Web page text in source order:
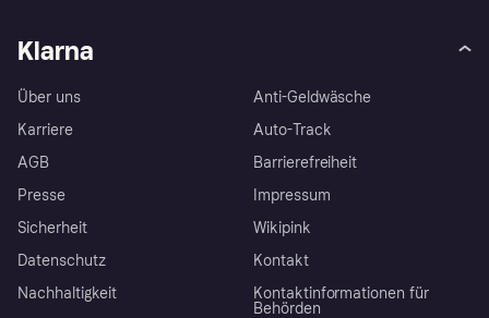
Klarna
Über uns
Karriere
AGB
Presse
Sicherheit
Datenschutz
Nachhaltigkeit
Anti-Geldwäsche
Auto-Track
Barrierefreiheit
Impressum
Wikipink
Kontakt
Kontaktinformationen für
Behörden